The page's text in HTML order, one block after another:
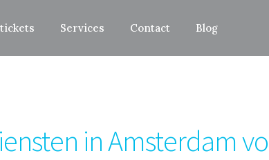
Services Contact Blog
in Amsterdam